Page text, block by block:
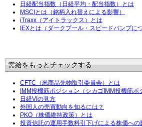
日経配当指数（日経平均・配当指数）とは
MSCIとは（銘柄入れ替えによる影響）
iTraxx（アイトラックス）とは
IEXとは（ダークプール・スピードバンプに
需給をもっとチェックする
CFTC（米商品先物取引委員会）とは
IMM投機筋ポジション（シカゴIMM投機筋ポ
日経VIの見方
外国人の売買動向を知るには？
PKO（株価維持政策）とは
投資信託の運用手数料引下げによる株価への